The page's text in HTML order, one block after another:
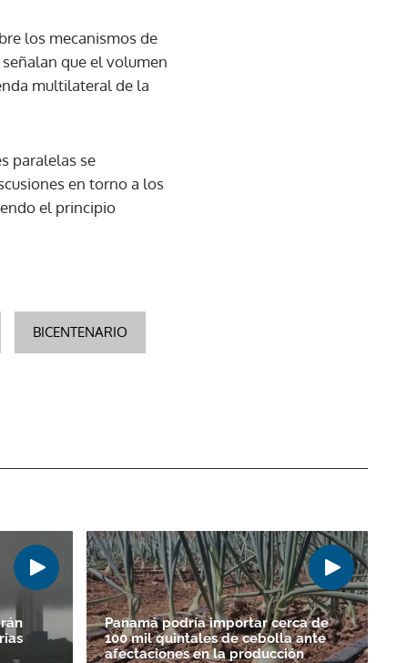
los mecanismos de
que el volumen
multilateral de la
paralelas se
en torno a los
el principio
BICENTENARIO
Panamá podría importar cerca de
100 mil quintales de cebolla ante
afectaciones en la producción